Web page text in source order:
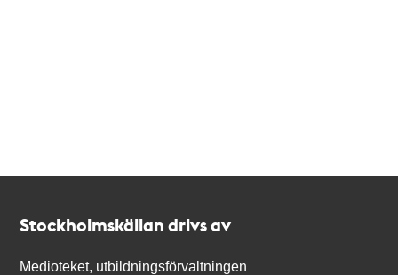
Stockholmskällan drivs av
Medioteket, utbildningsförvaltningen